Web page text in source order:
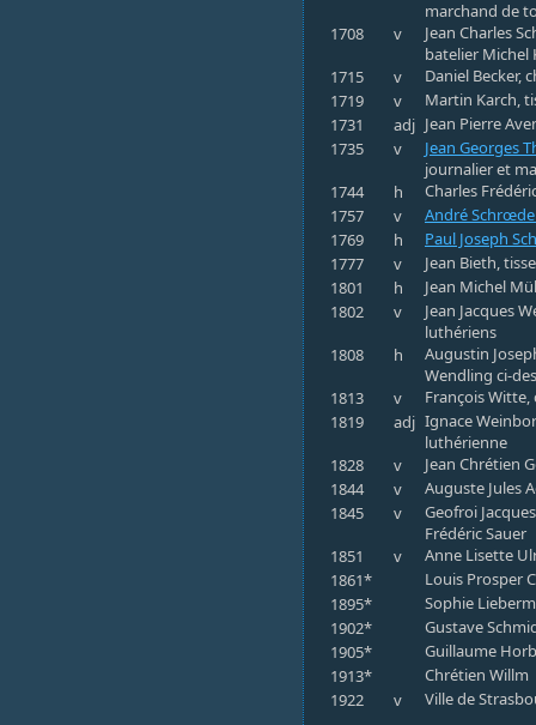
marchand de
1708
v
Jean Charles
batelier Michel
1715
v
Daniel Becker,
1719
v
Martin Karch,
1731
adj Jean Pierre
1735
v
Jean Georges
journalier et
1744
h
Charles
1757
v
André
1769
h
Paul Joseph
1777
v
Jean Bieth,
1801
h
Jean Michel
1802
v
Jean Jacques
luthériens
1808
h
Augustin
Wendling ci-
1813
v
François Witte,
1819
adj Ignace
luthérienne
1828
v
Jean Chrétien
1844
v
Auguste Jules
1845
v
Geofroi
Frédéric Sauer
1851
v
Anne Lisette
1861*
Louis Prosper
1895*
Sophie
1902*
Gustave
1905*
Guillaume
1913*
Chrétien Willm
1922
v Ville de